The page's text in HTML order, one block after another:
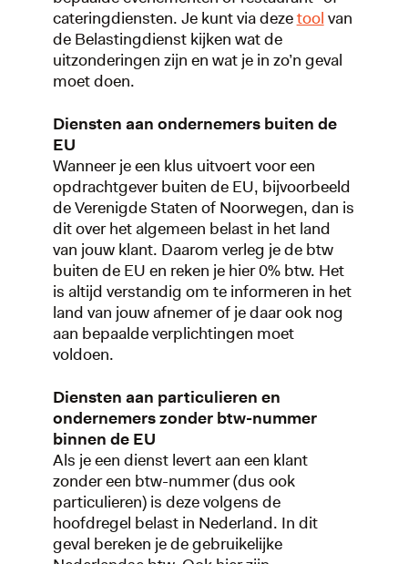
cateringdiensten. Je kunt via dezetool van
de Belastingdienst kijken wat de
uitzonderingen zijn en wat je in zo’n geval
moet doen.
Diensten aan ondernemers buiten de
EU
Wanneer je een klus uitvoert voor een
opdrachtgever buiten de EU, bijvoorbeeld
de Verenigde Staten of Noorwegen, dan is
dit over het algemeen belast in het land
van jouw klant. Daarom verleg je de btw
buiten de EU en reken je hier 0% btw. Het
is altijd verstandig om te informeren in het
land van jouw afnemer of je daar ook nog
aan bepaalde verplichtingen moet
voldoen.
Diensten aan particulieren en
ondernemers zonder btw-nummer
binnen de EU
Als je een dienst levert aan een klant
zonder een btw-nummer (dus ook
particulieren) is deze volgens de
hoofdregel belast in Nederland. In dit
geval bereken je de gebruikelijke